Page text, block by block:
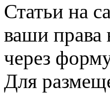
Статьи на
ваши права
через
Для